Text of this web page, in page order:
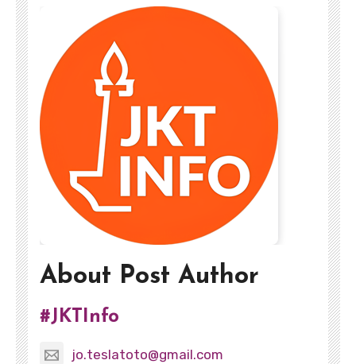
About Post Author
#JKTInfo
jo.teslatoto@gmail.com